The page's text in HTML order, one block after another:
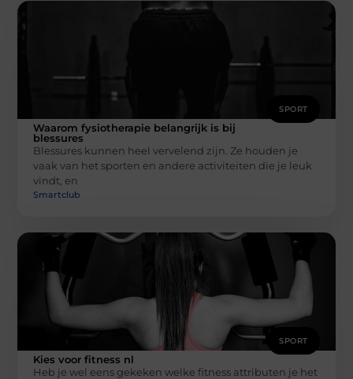
SPORT
Waarom fysiotherapie belangrijk is bij
blessures
Blessures kunnen heel vervelend zijn. Ze houden je
vaak van het sporten en andere activiteiten die je leuk
vindt, en
Smartclub
SPORT
Kies voor fitness nl
Heb je wel eens gekeken welke fitness attributen je het